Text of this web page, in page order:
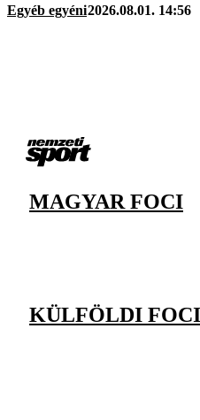
Egyéb egyéni2026.08.01. 14:56
MAGYAR FOCI
KÜLFÖLDI FOCI